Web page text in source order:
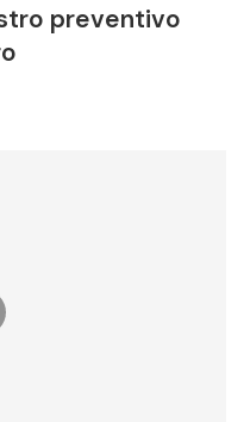
preventivo